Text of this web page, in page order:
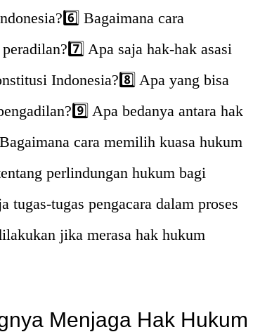
Bagaimana cara
Apa saja hak-hak asasi
Indonesia?8️⃣ Apa yang bisa
Apa bedanya antara hak
cara memilih kuasa hukum
perlindungan hukum bagi
tugas-tugas pengacara dalam proses
jika merasa hak hukum
Menjaga Hak Hukum